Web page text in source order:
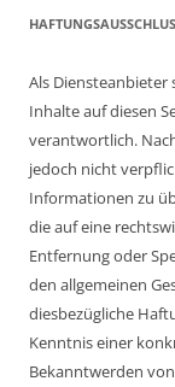
Als Diensteanbieter
Inhalte auf diesen
verantwortlich.
jedoch nicht
Informationen zu
die auf eine
Entfernung oder
den allgemeinen
diesbezügliche
Kenntnis einer
Bekanntwerden